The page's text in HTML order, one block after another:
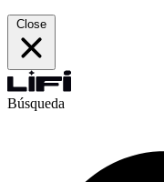
Close
Búsqueda